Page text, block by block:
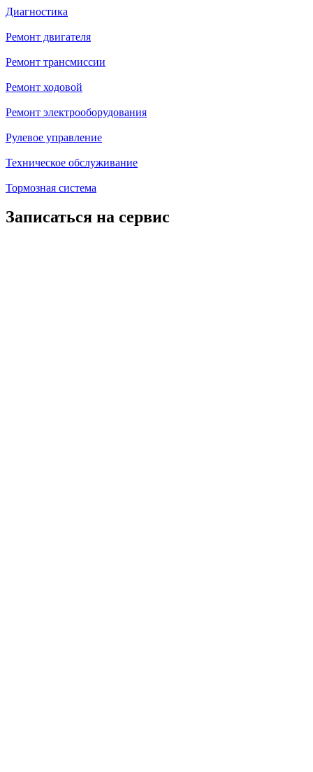
Диагностика
Ремонт двигателя
Ремонт трансмиссии
Ремонт ходовой
Ремонт электрооборудования
Рулевое управление
Техническое обслуживание
Тормозная система
Записаться на сервис